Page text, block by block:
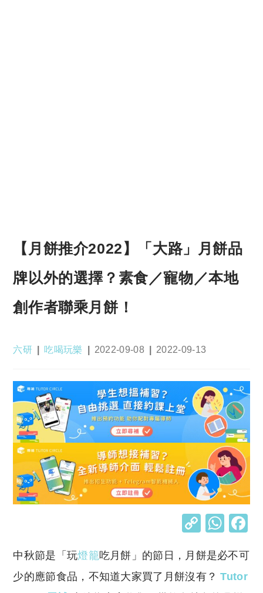
【月餅推介2022】「大路」月餅品
牌以外的選擇？素食／寵物／本地
創作者聯乘月餅！
Post
六研
Post
吃喝玩樂
Post
2022-09-08
Post
2022-09-13
C
p
y
W
at
s
中秋節是「玩燈籠吃月餅」的節日，月餅是必不可
少的應節食品，不知道大家買了月餅沒有？ Tutor